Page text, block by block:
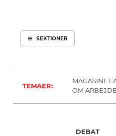
SEKTIONER
ARBEJDEREN
MENER
UDLAND
SOUNDCLOUD
ABONNER
LOG IND
OM
SEKTIONER
TEMAER:
MAGASINET
OM
DEBAT